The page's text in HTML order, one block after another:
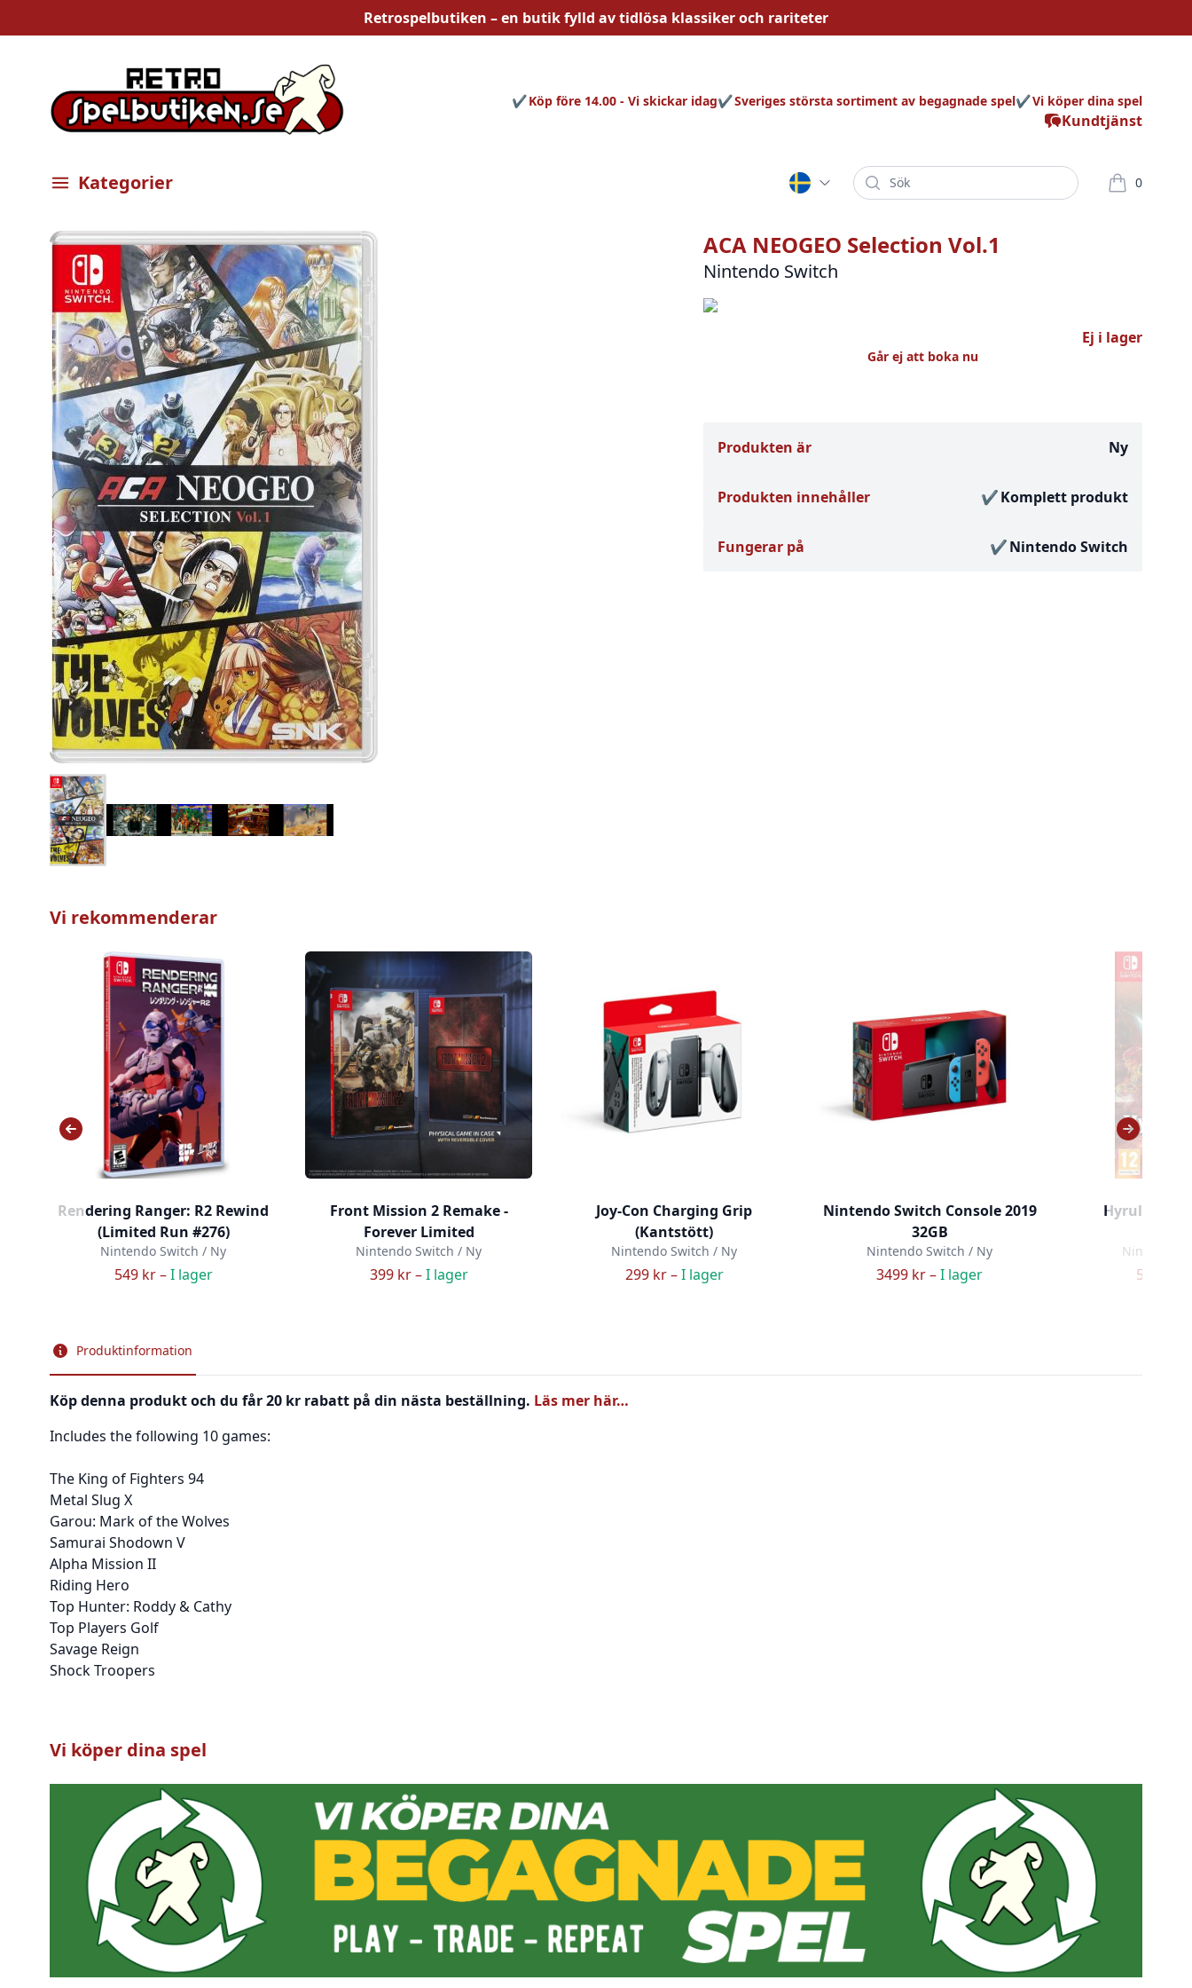
Retrospelbutiken – en butik fylld avtidlösa klassiker och rariteter
Kundtjänst
Köp före 14.00 - Vi skickar idag Sveriges största sortiment av begagnade spel Vi köper dina spel
Öppna meny
Kategorier Sök 0
varor i
ACA NEOGEO Selection Vol.1
Nintendo Switch
Bilder
Ej i lager
Går ej att boka nu
Produkten är Ny
Produkten innehåller Komplett produkt
Fungerar på Nintendo Switch
Vi rekommenderar
Rendering Ranger: R2 Rewind
(Limited Run #276)
Nintendo Switch / Ny
549 kr –I lager
Front Mission 2 Remake -
Forever Limited
Nintendo Switch / Ny
399 kr –I lager
Joy-Con Charging Grip
(Kantstött)
Nintendo Switch / Ny
299 kr –I lager
Nintendo Switch Console 2019
32GB
Nintendo Switch / Ny
3499 kr –I lager
Hyrule
Nintendo
579 kr –
Produktinformation
Köp denna produkt och du får 20 kr rabatt på din nästa beställning. Läs mer här…
Includes the following 10 games:
The King of Fighters 94
Metal Slug X
Garou: Mark of the Wolves
Samurai Shodown V
Alpha Mission II
Riding Hero
Top Hunter: Roddy & Cathy
Top Players Golf
Savage Reign
Shock Troopers
Vi köper dina spel